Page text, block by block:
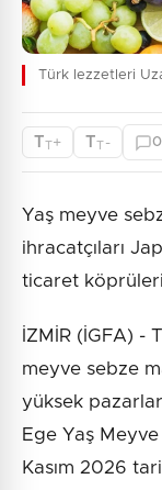
Türk lezzetleri
TT+ TT - 0
Yaş meyve
ihracatçıları
ticaret
İZMİR (İGFA) -
meyve sebze
yüksek
Ege Yaş
Kasım 2026